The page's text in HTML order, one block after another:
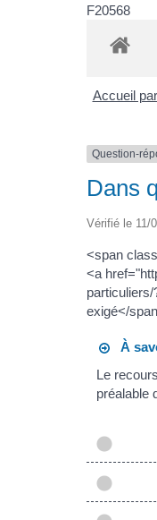
F20568
Accueil
Question-
Dans
Vérifié le 11/
<span
<a
exigé</
À
Le
préalable